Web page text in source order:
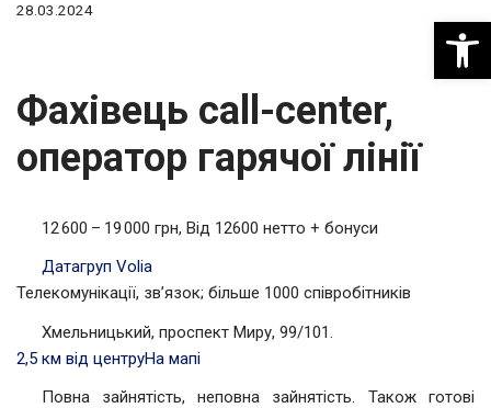
28.03.2024
Фахівець call-center,
оператор гарячої лінії
12 600 – 19 000 грн, Від 12600 нетто + бонуси
Датагруп Volia
Телекомунікації, зв’язок; більше 1000 співробітників
Хмельницький, проспект Миру, 99/101.
2,5 км від центруНа мапі
Повна зайнятість, неповна зайнятість. Також готові